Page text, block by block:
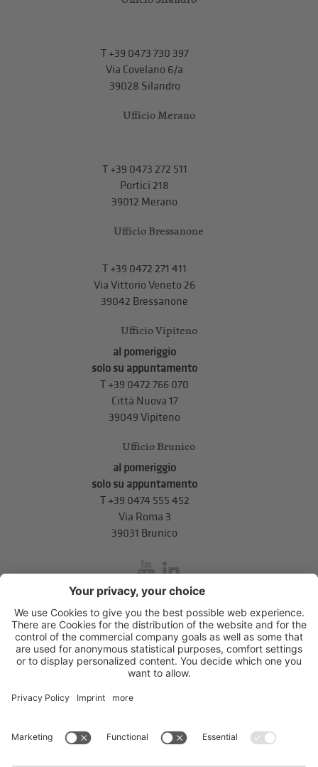
T+39 0473 730 397
Via Covelano 6/a
39028 Silandro
Ufficio Merano
T+39 0473 272 511
Portici 218
39012 Merano
Ufficio Bressanone
T +39 0472 271 411
Via Vittorio Veneto 26
39042 Bressanone
Ufficio Vipiteno
al pomeriggio
solo su appuntamento
T +39 0472 766 070
Città Nuova 17
39049 Vipiteno
Ufficio Brunico
al pomeriggio
solo su appuntamento
T+39 0474 555 452
Via Roma 3
39031 Brunico
inService
Via di Mezzo ai Piani 5 ,39100 Bolzano.T+39 0471 310 311.
info@unione-bz.it
Impressum
Privacy